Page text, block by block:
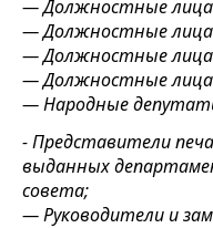
— Должностные лица
— Должностные
— Должностные лица
— Должностные лица
— Народные
- Представители
выданных
совета;
— Руководители и